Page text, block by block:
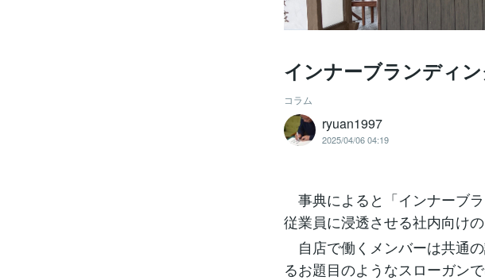
インナーブランディ
コラム
ryuan1997
2025/04/06 04:19
事典によると「インナーブ
従業員に浸透させる社内向け
自店で働くメンバーは共通
るお題目のようなスローガン